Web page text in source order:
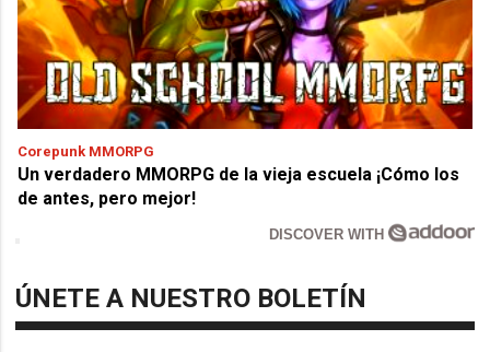
Corepunk MMORPG
Un verdadero MMORPG de la vieja escuela ¡Cómo los
de antes, pero mejor!
DISCOVER WITH
ÚNETE A NUESTRO BOLETÍN